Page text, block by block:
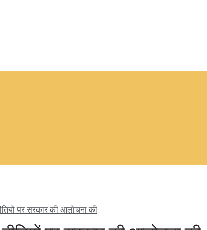
पर सरकार की आलोचना की